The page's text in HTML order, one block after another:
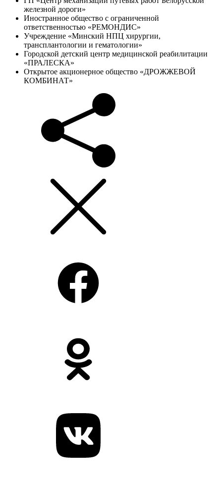
железной дороги»
Иностранное общество с ограниченной
ответственностью «РЕМОНДИС»
Учреждение «Минский НПЦ хирургии,
трансплантологии и гематологии»
Городской детский центр медицинской реабилитации
«ПРАЛЕСКА»
Открытое акционерное общество «ДРОЖЖЕВОЙ
КОМБИНАТ»